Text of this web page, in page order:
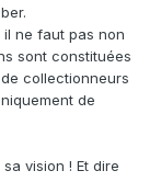
ne faut pas non
sont constituées
collectionneurs
de
vision ! Et dire